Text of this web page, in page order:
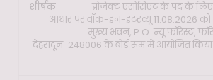
प्रोजेक्ट एसोसिएट के पद के लिए
आधार पर वॉक-इन-इंटरव्यू 11.08.2026
मुख्य भवन, P.O. न्यू फॉरेस्ट,
देहरादून-248006 के बोर्ड रूम में आयोजित किया